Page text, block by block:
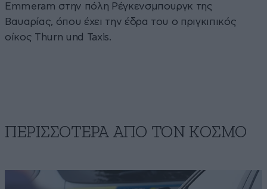
Emmeram στην πόλη Ρέγκενσμπουργκ της
Βαυαρίας, όπου έχει την έδρα του ο πριγκιπικός
οίκος Thurn und Taxis.
ΠΕΡΙΣΣΟΤΕΡΑ ΑΠΟ ΤΟΝ ΚΟΣΜΟ